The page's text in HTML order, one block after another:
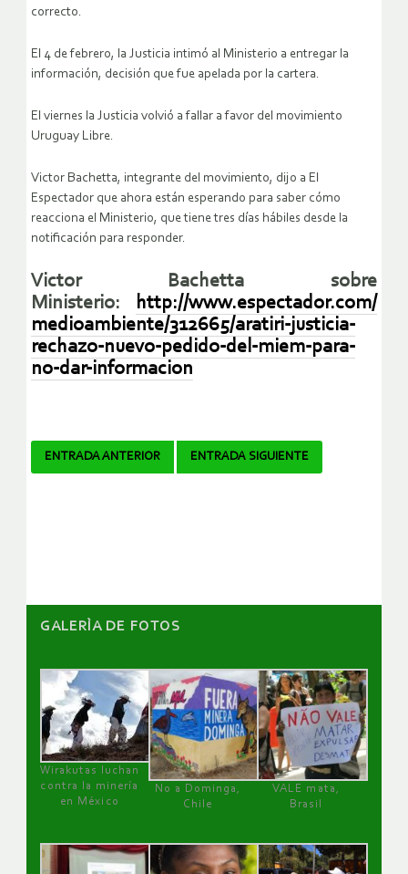
correcto.
El 4 de febrero, la Justicia intimó al Ministerio a entregar la
información, decisión que fue apelada por la cartera.
El viernes la Justicia volvió a fallar a favor del movimiento
Uruguay Libre.
Victor Bachetta, integrante del movimiento, dijo a El
Espectador que ahora están esperando para saber cómo
reacciona el Ministerio, que tiene tres días hábiles desde la
notificación para responder.
Victor Bachetta sobre
Ministerio: http://www.espectador.com/
medioambiente/312665/aratiri-justicia-
rechazo-nuevo-pedido-del-miem-para-
no-dar-informacion
Navegador
ENTRADA ANTERIOR ENTRADA SIGUIENTE
GALERÌA DE FOTOS
Wirakutas luchan
contra la minería
en México
No a Dominga,
Chile
VALE mata,
Brasil